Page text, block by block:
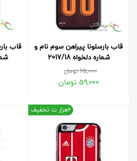
قاب بارسلونا پیراهن سوم نام و
شماره دلخواه 2017/18
65,000تومان
59,000 تومان
قاب
6هزار ت تخفیف